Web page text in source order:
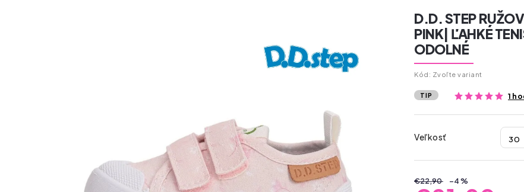
D.D. STEP
PINK| ĽAHKÉ
ODOLNÉ
Kód: Zvoľte variant
TIP 1
Veľkosť
€22,90 –4 %